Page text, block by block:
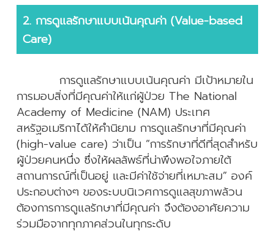
2. การดูแลรักษาแบบเน้นคุณค่า (Value-based
Care)
การดูแลรักษาแบบเน้นคุณค่า มีเป้าหมายใน
การมอบสิ่งที่มีคุณค่าให้แก่ผู้ป่วย The National
Academy of Medicine (NAM) ประเทศ
สหรัฐอเมริกาได้ให้คำนิยาม การดูแลรักษาที่มีคุณค่า
(high-value care) ว่าเป็น “การรักษาที่ดีที่สุดสำหรับ
ผู้ป่วยคนหนึ่ง ซึ่งให้ผลลัพธ์ที่น่าพึงพอใจภายใต้
สถานการณ์ที่เป็นอยู่ และมีค่าใช้จ่ายที่เหมาะสม” องค์
ประกอบต่างๆ ของระบบนิเวศการดูแลสุขภาพล้วน
ต้องการการดูแลรักษาที่มีคุณค่า จึงต้องอาศัยความ
ร่วมมือจากทุกภาคส่วนในทุกระดับ